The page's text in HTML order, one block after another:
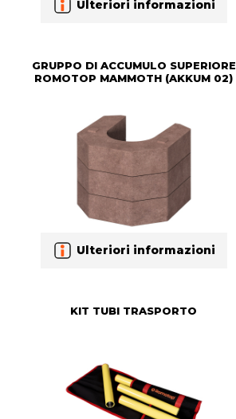
Ulteriori informazioni
GRUPPO DI ACCUMULO SUPERIORE
ROMOTOP MAMMOTH (AKKUM 02)
Ulteriori informazioni
KIT TUBI TRASPORTO